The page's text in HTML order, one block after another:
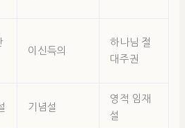
이신득의
하나님 절
대주권
기념설
영적 임재
설